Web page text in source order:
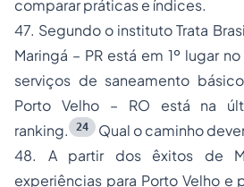
comparar práticas e índices.
47. Segundo o instituto Trata
Maringá – PR está em 1º lugar
serviços de saneamento
Porto Velho – RO está na
ranking.
24
Qual o caminho
48. A partir dos êxitos de
experiências para Porto Velho e